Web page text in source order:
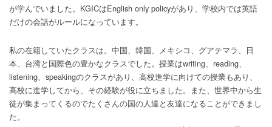
が学んでいました。KGICはEnglish only policyがあり、学校内では英語
だけの会話がルールになっています。
私の在籍していたクラスは。中国、韓国、メキシコ、グアテマラ、日
本、台湾と国際色の豊かなクラスでした。授業はwriting、reading、
listening、speakingのクラスがあり、高校進学に向けての授業もあり、
高校に進学してから、その経験が役に立ちました。また、世界中から生
徒が集まってくるのでたくさんの国の人達と友達になることができまし
た。